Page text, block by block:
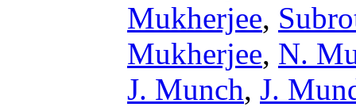
Mukherjee,
Mukherjee, N.
J. Munch, J.